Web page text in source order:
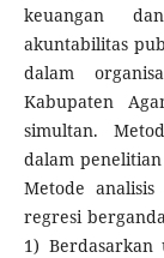
keuangan
akuntabilitas
dalam
Kabupaten
simultan.
dalam
Metode
regresi
1)